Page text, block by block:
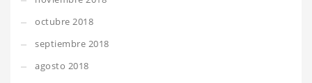
octubre 2018
septiembre 2018
agosto 2018